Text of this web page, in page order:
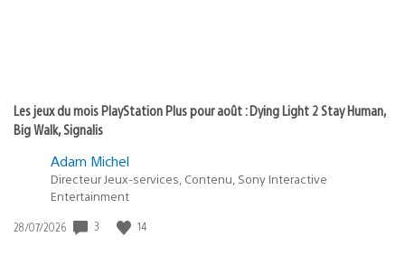
Les jeux du mois PlayStation Plus pour août : Dying Light 2 Stay Human,
Big Walk, Signalis
Adam Michel
Directeur Jeux-services, Contenu, Sony Interactive
Entertainment
Date
28/07/2026 3 14